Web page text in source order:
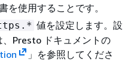
を使用することです。
値を設定します。設
Presto ドキュメントの
」を参照してくださ